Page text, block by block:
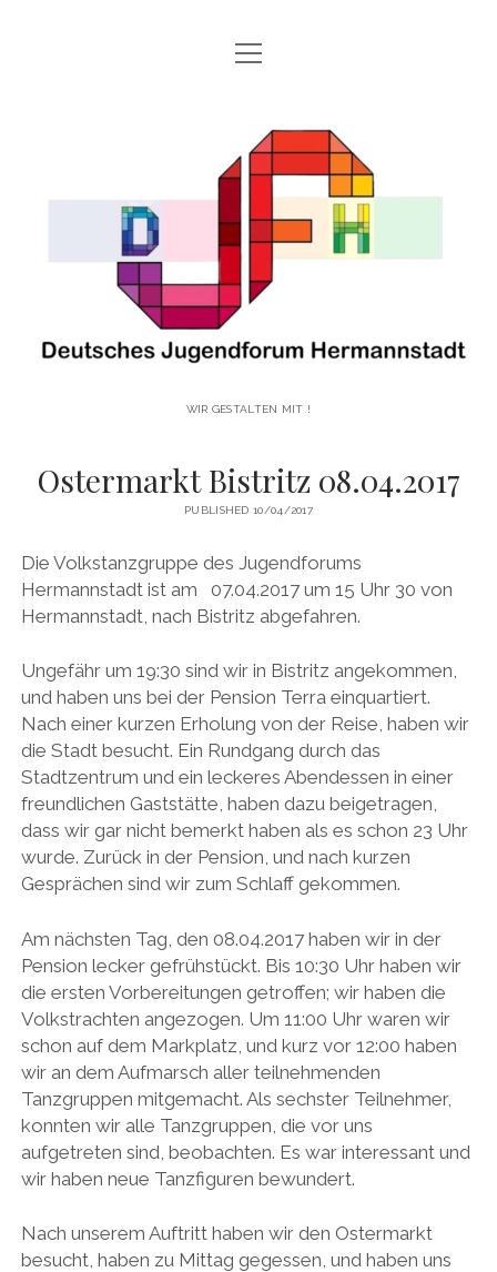
HAUPTSEITE
UNSERE GESCHICHTE
UNSERE AKTIVITÄTEN!
UNSERE PROJEKTE!
open
menu
VOLKSTANZGRUPPE DES JUGENDFORUMS HERMANNSTADT
BLOG
ANMELDUNG DJFH
facebook
instagram
youtube
email-vimeo
open
menu
Jugendforum
Hermannstadt
WIR GESTALTEN MIT !
Ostermarkt Bistritz 08.04.2017
PUBLISHED 10/04/2017
Die Volkstanzgruppe des Jugendforums
Hermannstadt ist am 07.04.2017 um 15 Uhr 30 von
Hermannstadt, nach Bistritz abgefahren.
Ungefähr um 19:30 sind wir in Bistritz angekommen,
und haben uns bei der Pension Terra einquartiert.
Nach einer kurzen Erholung von der Reise, haben wir
die Stadt besucht. Ein Rundgang durch das
Stadtzentrum und ein leckeres Abendessen in einer
freundlichen Gaststätte, haben dazu beigetragen,
dass wir gar nicht bemerkt haben als es schon 23 Uhr
wurde. Zurück in der Pension, und nach kurzen
Gesprächen sind wir zum Schlaff gekommen.
Am nächsten Tag, den 08.04.2017 haben wir in der
Pension lecker gefrühstückt. Bis 10:30 Uhr haben wir
die ersten Vorbereitungen getroffen; wir haben die
Volkstrachten angezogen. Um 11:00 Uhr waren wir
schon auf dem Markplatz, und kurz vor 12:00 haben
wir an dem Aufmarsch aller teilnehmenden
Tanzgruppen mitgemacht. Als sechster Teilnehmer,
konnten wir alle Tanzgruppen, die vor uns
aufgetreten sind, beobachten. Es war interessant und
wir haben neue Tanzfiguren bewundert.
Nach unserem Auftritt haben wir den Ostermarkt
besucht, haben zu Mittag gegessen, und haben uns